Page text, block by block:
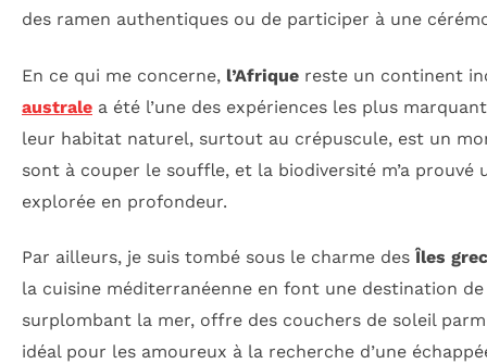
des ramen authentiques ou de participer à une
En ce qui me concerne, l’Afrique reste un continent
australe a été l’une des expériences les plus
leur habitat naturel, surtout au crépuscule, est un
sont à couper le souffle, et la biodiversité m’a
explorée en profondeur.
Par ailleurs, je suis tombé sous le charme des Îles
la cuisine méditerranéenne en font une destination
surplombant la mer, offre des couchers de soleil
idéal pour les amoureux à la recherche d’une